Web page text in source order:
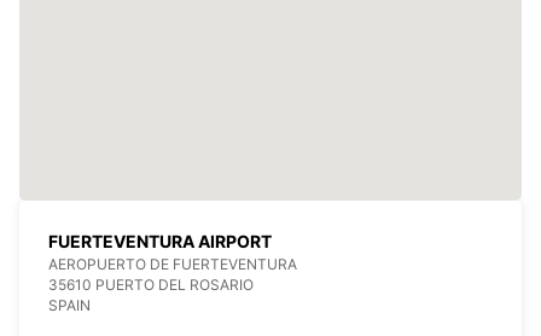
FUERTEVENTURA AIRPORT
AEROPUERTO DE FUERTEVENTURA
35610 PUERTO DEL ROSARIO
SPAIN